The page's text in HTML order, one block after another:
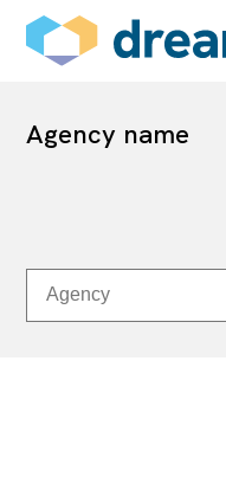
Agency name